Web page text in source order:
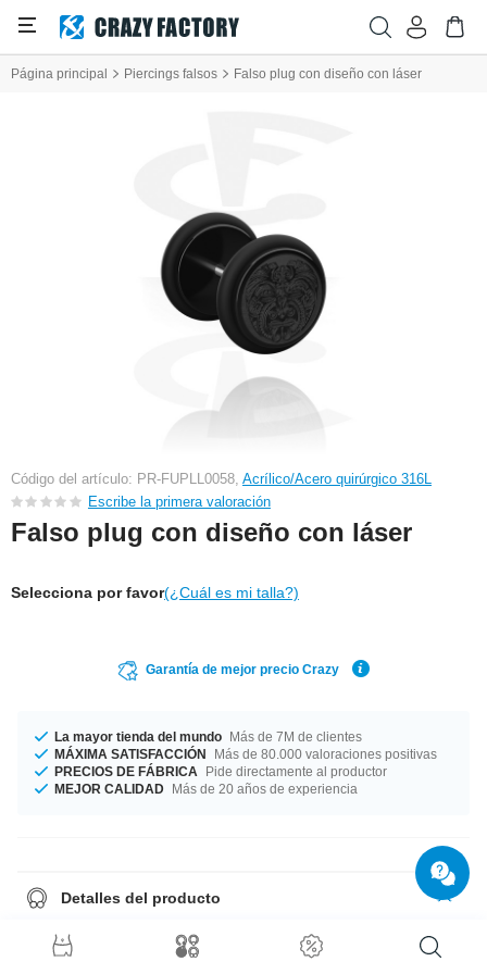
Página principal Piercings falsos Falso plug con diseño con láser
Código del artículo: PR-FUPLL0058, Acrílico/Acero quirúrgico 316L
Escribe la primera valoración
Falso plug con diseño con láser
Selecciona por favor(¿Cuál es mi talla?)
Garantía de mejor precio Crazy
La mayor tienda del mundo Más de 7M de clientes
MÁXIMA SATISFACCIÓN
Más de 80.000 valoraciones positivas
PRECIOS DE FÁBRICA
Pide directamente al productor
MEJOR CALIDAD Más de 20 años de experiencia
Detalles del producto
Ya lo tienes: fabricado con materiales de alta calidad y a un precio